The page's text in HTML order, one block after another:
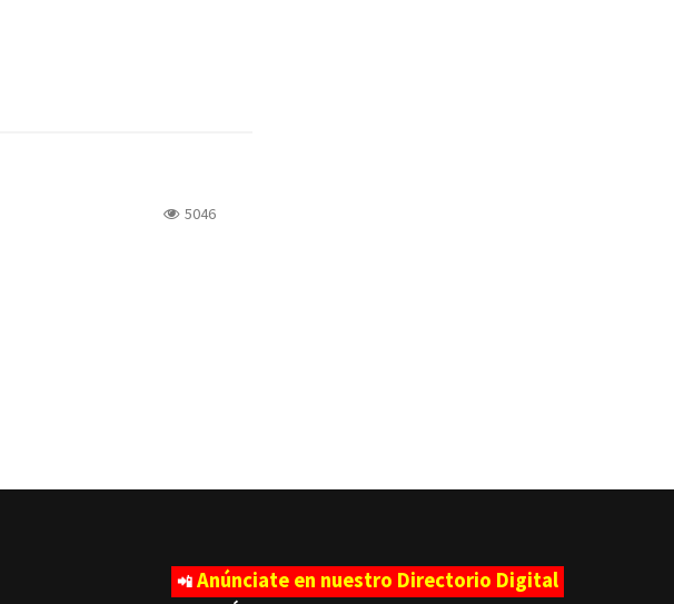
5046
📲 Anúnciate en nuestro Directorio Digital